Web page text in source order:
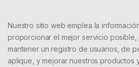
Nuestro sitio web emplea la
proporcionar el mejor servicio posible,
mantener un registro de usuarios, de
aplique, y mejorar nuestros productos